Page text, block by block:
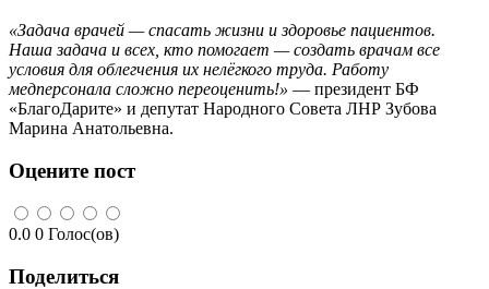
«Задача врачей — спасать жизни и здоровье пациентов.
Наша задача и всех, кто помогает — создать врачам все
условия для облегчения их нелёгкого труда. Работу
медперсонала сложно переоценить!» — президент БФ
«БлагоДарите» и депутат Народного Совета ЛНР Зубова
Марина Анатольевна.
Оцените пост
0.0 0 Голос(ов)
Поделиться